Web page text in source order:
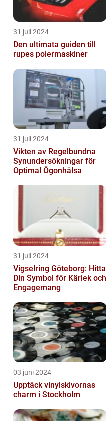
31 juli 2024
Den ultimata guiden till
rupes polermaskiner
31 juli 2024
Vikten av Regelbundna
Synundersökningar för
Optimal Ögonhälsa
31 juli 2024
Vigselring Göteborg: Hitta
Din Symbol för Kärlek och
Engagemang
03 juni 2024
Upptäck vinylskivornas
charm i Stockholm